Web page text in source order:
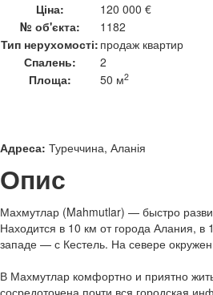
Ціна:
120 000 €
№ об'єкта:
1182
Тип нерухомості: продаж квартир
Спалень:
2
Площа:
50 м2
Адреса: Туреччина, Аланія
Опис
Махмутлар (Mahmutlar) — быстро
Находится в 10 км от города Алания, в
западе — с Кестель. На севере
В Махмутлар комфортно и приятно